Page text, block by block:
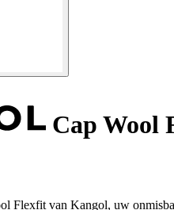
Cap Wool
Flexfit van Kangol, uw